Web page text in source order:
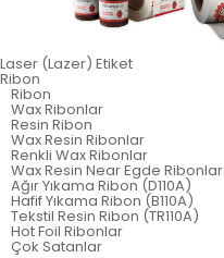
Laser (Lazer) Etiket
Ribon
Ribon
Wax Ribonlar
Resin Ribon
Wax Resin Ribonlar
Renkli Wax Ribonlar
Wax Resin Near Egde Ribonlar
Ağır Yıkama Ribon (D110A)
Hafif Yıkama Ribon (B110A)
Tekstil Resin Ribon (TR110A)
Hot Foil Ribonlar
Çok Satanlar